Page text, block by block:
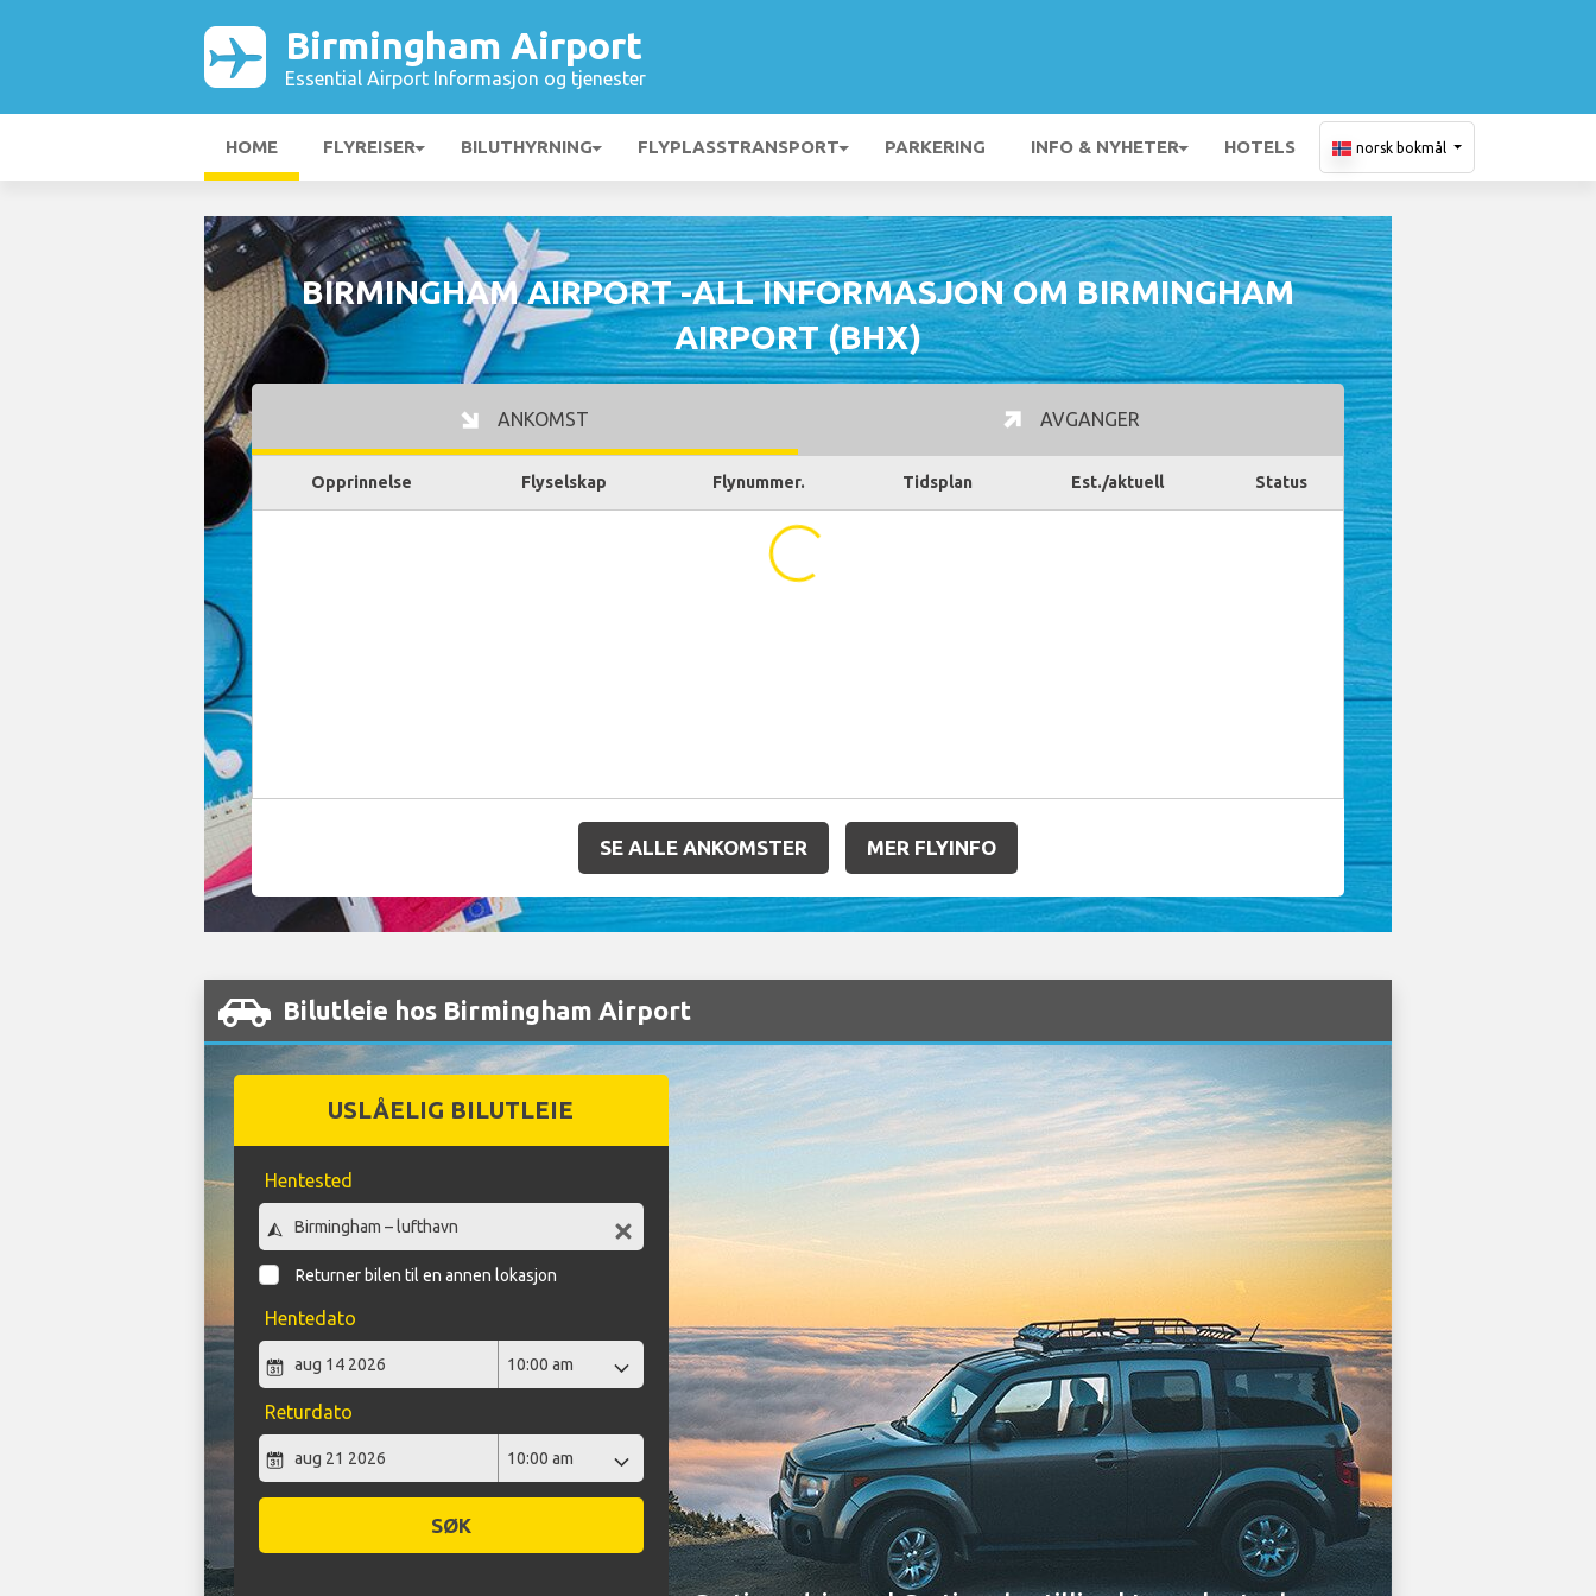
Birmingham Airport
Essential Airport Informasjon og tjenester
HOME FLYREISER BILUTHYRNING FLYPLASSTRANSPORT PARKERING INFO & NYHETER HOTELS norsk bokmål
BIRMINGHAM AIRPORT -ALL INFORMASJON OM BIRMINGHAM
AIRPORT (BHX)
ANKOMST AVGANGER
Opprinnelse Flyselskap Flynummer. Tidsplan Est./aktuell Status
...
SE ALLE ANKOMSTER MER FLYINFO
Bilutleie hos Birmingham Airport
USLÅELIG BILUTLEIE
Hentested
Returner bilen til en annen lokasjon
Hentedato
Returdato
SØK